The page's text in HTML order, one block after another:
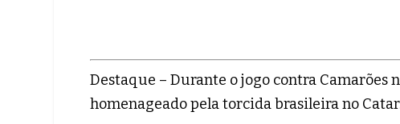
Destaque – Durante o jogo contra Camarões
homenageado pela torcida brasileira no